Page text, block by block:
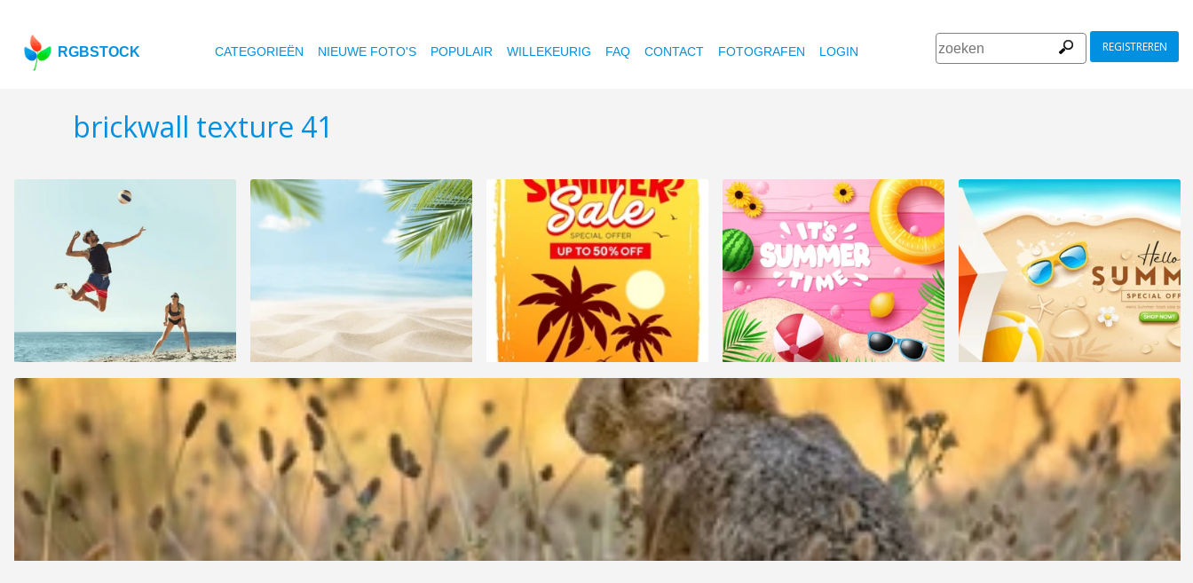
RGBSTOCK CATEGORIEËN NIEUWE FOTO'S POPULAIR WILLEKEURIG FAQ CONTACT FOTOGRAFEN LOGIN REGISTREREN
brickwall texture 41